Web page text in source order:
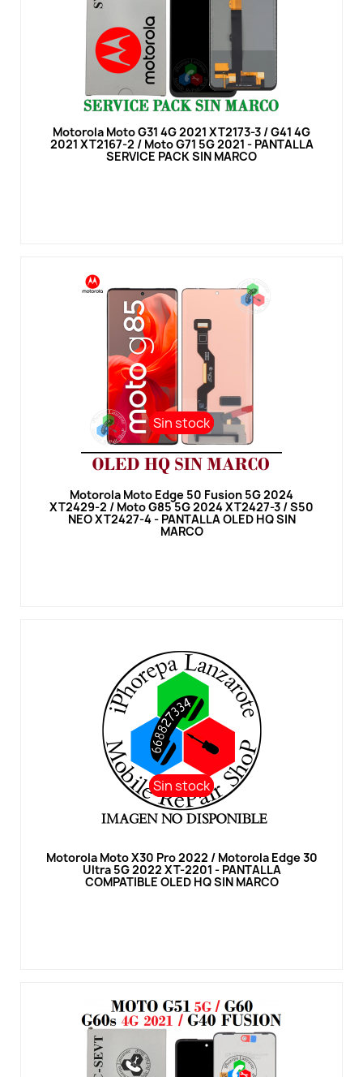
Vista rápida
Motorola Moto G31 4G 2021 XT2173-3 / G41 4G
2021 XT2167-2 / Moto G71 5G 2021 - PANTALLA
SERVICE PACK SIN MARCO
Sin stock
Sin stock
Vista rápida
Motorola Moto Edge 50 Fusion 5G 2024
XT2429-2 / Moto G85 5G 2024 XT2427-3 / S50
NEO XT2427-4 - PANTALLA OLED HQ SIN
MARCO
Sin stock
Sin stock
Vista rápida
Motorola Moto X30 Pro 2022 / Motorola Edge 30
Ultra 5G 2022 XT-2201 - PANTALLA
COMPATIBLE OLED HQ SIN MARCO